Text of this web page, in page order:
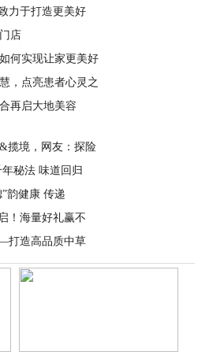
力于打造更美好
店
何实现让家更美好
，点亮患者心灵之
再启大地美容
揽境，网友：探险
秘法 味道回归
韵健康 传递
！海量好礼赢不
打造高品质中草
2024-03-04